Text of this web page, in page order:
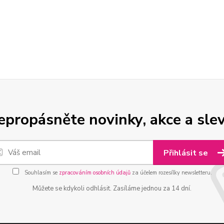
novinky, akce a
Přihlásit se
Souhlasím se zpracováním osobních údajůza účelem rozesílky newsletteru.
Můžete se kdykoli odhlásit. Zasíláme jednou za 14 dní.